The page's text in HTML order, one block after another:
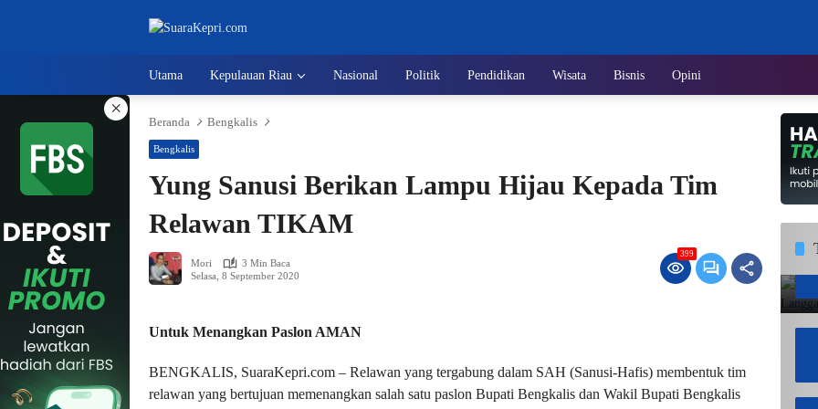
Utama Kepulauan Riau Nasional Politik Pendidikan Wisata Bisnis Opini
×
Beranda Bengkalis
Bengkalis
Yung Sanusi Berikan Lampu Hijau Kepada Tim
Relawan TIKAM
Mori
3 Min Baca
Selasa, 8 September 2020
399
Untuk Menangkan Paslon AMAN
BENGKALIS, SuaraKepri.com – Relawan yang tergabung dalam SAH (Sanusi-Hafis) membentuk tim
relawan yang bertujuan memenangkan salah satu paslon Bupati Bengkalis dan Wakil Bupati Bengkalis